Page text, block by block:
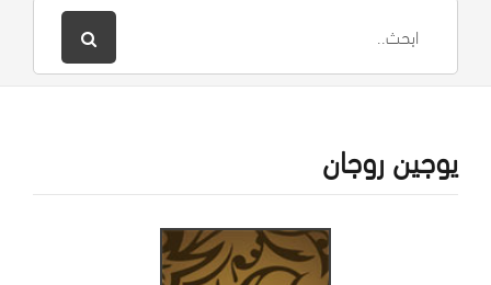
يوجين روجان